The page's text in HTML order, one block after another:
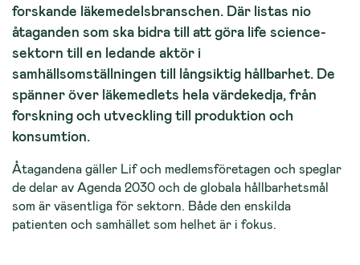
forskande läkemedelsbranschen. Där listas nio
åtaganden som ska bidra till att göra life science-
sektorn till en ledande aktör i
samhällsomställningen till långsiktig hållbarhet. De
spänner över läkemedlets hela värdekedja, från
forskning och utveckling till produktion och
konsumtion.
Åtagandena gäller Lif och medlemsföretagen och speglar
de delar av Agenda 2030 och de globala hållbarhetsmål
som är väsentliga för sektorn. Både den enskilda
patienten och samhället som helhet är i fokus.